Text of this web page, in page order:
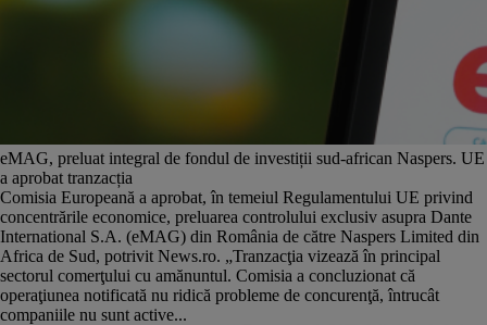
eMAG, preluat integral de fondul de investiții sud-african Naspers. UE
a aprobat tranzacția
Comisia Europeană a aprobat, în temeiul Regulamentului UE privind
concentrările economice, preluarea controlului exclusiv asupra Dante
International S.A. (eMAG) din România de către Naspers Limited din
Africa de Sud, potrivit News.ro. „Tranzacţia vizează în principal
sectorul comerţului cu amănuntul. Comisia a concluzionat că
operaţiunea notificată nu ridică probleme de concurenţă, întrucât
companiile nu sunt active...